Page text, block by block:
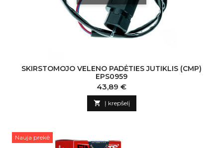
SKIRSTOMOJO VELENO PADĖTIES JUTIKLIS (CMP)
EPS0959
Kaina
43,89 €
 Į krepšelį
Nauja prekė